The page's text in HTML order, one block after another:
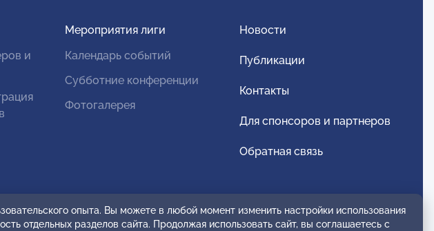
и
Мероприятия лиги
Календарь событий
Субботние конференции
Фотогалерея
Новости
Публикации
Контакты
Для спонсоров и партнеров
Обратная связь
опыта. Вы можете в любой момент изменить настройки использования
отдельных разделов сайта. Продолжая использовать сайт, вы соглашаетесь с